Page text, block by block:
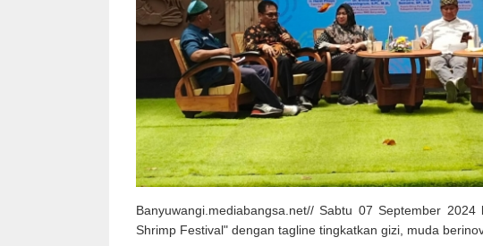
Banyuwangi.mediabangsa.net// Sabtu 07 September
Shrimp Festival" dengan tagline tingkatkan gizi, muda